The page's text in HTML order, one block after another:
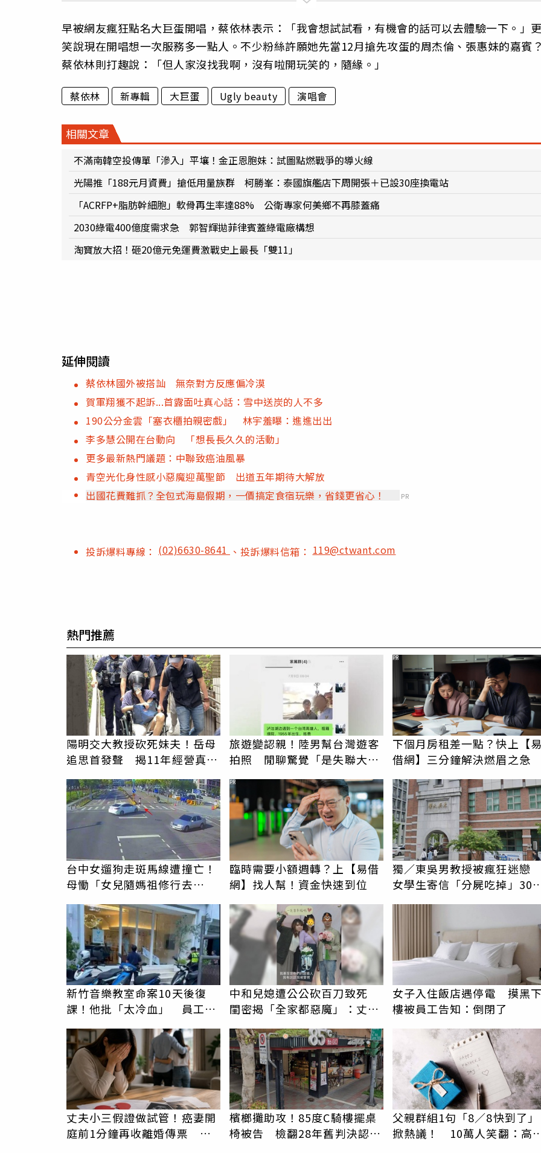
早被網友瘋狂點名大巨蛋開唱，蔡依林表示：「我會想試試看，有機會的話可以去體驗一下。」
笑說現在開唱想一次服務多一點人。不少粉絲許願她先當12月搶先攻蛋的周杰倫、張惠妹的嘉賓
蔡依林則打趣說：「但人家沒找我啊，沒有啦開玩笑的，隨緣。」
蔡依林 新專輯 大巨蛋 Ugly beauty 演唱會
相關文章
不滿南韓空投傳單「滲入」平壤！金正恩胞妹：試圖點燃戰爭的導火線
光陽推「188元月資費」搶低用量族群 柯勝峯：泰國旗艦店下周開張＋已設30座換電站
「ACRFP+脂肪幹細胞」軟骨再生率達88% 公衛專家何美鄉不再膝蓋痛
2030綠電400億度需求急 郭智輝拋菲律賓蓋綠電廠構想
淘寶放大招！砸20億元免運費激戰史上最長「雙11」
延伸閱讀
蔡依林國外被搭訕 無奈對方反應偏冷漠
賀軍翔獲不起訴...首露面吐真心話：雪中送炭的人不多
190公分金雲「塞衣櫃拍親密戲」 林宇羞曝：進進出出
李多慧公開在台動向 「想長長久久的活動」
更多最新熱門議題：中聯致癌油風暴
青空光化身性感小惡魔迎萬聖節 出道五年期待大解放
出國花費難抓？全包式海島假期，一價搞定食宿玩樂，省錢更省心！
PR
投訴爆料專線： (02)6630-8641 、投訴爆料信箱：119@ctwant.com
熱門推薦
陽明交大教授砍死妹夫！岳母
追思首發聲 揭11年經營真相
駁「爭產」
旅遊變認親！陸男幫台灣遊客
拍照 閒聊驚覺「是失聯大
伯」奇蹟重逢
下個月房租差一點？快上【
借網】三分鐘解決燃眉之急
PR
台中女遛狗走斑馬線遭撞亡！
母慟「女兒隨媽祖修行去
臨時需要小額週轉？上【易借
網】找人幫！資金快速到位
PR
獨／東吳男教授被瘋狂迷
女學生寄信「分屍吃掉」30
新竹音樂教室命案10天後復
課！他批「太冷血」 員工怒
中和兒媳遭公公砍百刀致死
閨密揭「全家都惡魔」：丈夫
女子入住飯店遇停電 摸黑
樓被員工告知：倒閉了
丈夫小三假證做試管！癌妻開
庭前1分鐘再收離婚傳票 她
檳榔攤助攻！85度C騎樓擺桌
椅被告 檢翻28年舊判決認證
父親群組1句「8／8快到了」
掀熱議！ 10萬人笑翻：高